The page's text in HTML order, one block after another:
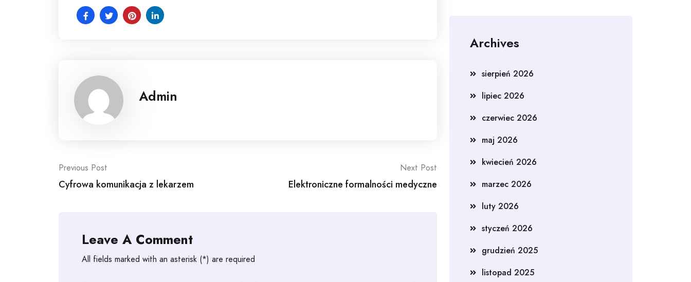
Admin
Post
navigation
Previous Post
Cyfrowa komunikacja z lekarzem
Next Post
Elektroniczne formalności medyczne
Leave A Comment
All fields marked with an asterisk (*) are required
Archives
sierpień 2026
lipiec 2026
czerwiec 2026
maj 2026
kwiecień 2026
marzec 2026
luty 2026
styczeń 2026
grudzień 2025
listopad 2025